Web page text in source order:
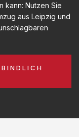
kann: Nutzen Sie
aus Leipzig und